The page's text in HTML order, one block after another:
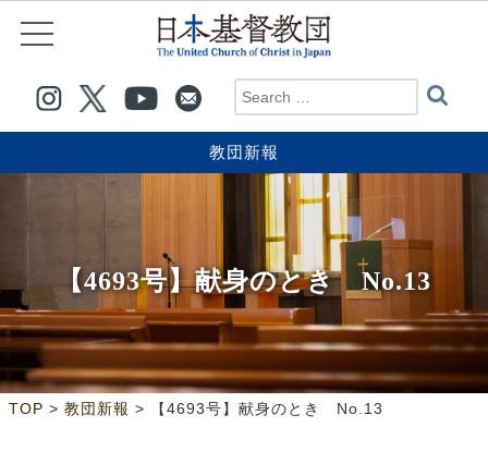
教団新報
【4693号】献身のとき No.13
TOP > 教団新報 > 【4693号】献身のとき No.13